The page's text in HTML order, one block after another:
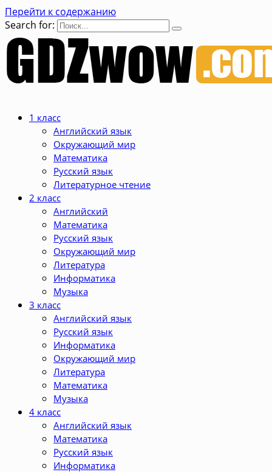
Перейти к содержанию
Search for:
1 класс
Английский язык
Окружающий мир
Математика
Русский язык
Литературное чтение
2 класс
Английский
Математика
Русский язык
Окружающий мир
Литература
Информатика
Музыка
3 класс
Английский язык
Русский язык
Информатика
Окружающий мир
Литература
Математика
Музыка
4 класс
Английский язык
Математика
Русский язык
Информатика